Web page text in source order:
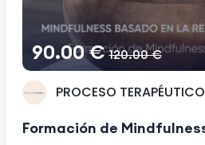
90.00 €120.00 €
PROCESO TERAPÉUTICO
Formación de Mindfulness para reducir el